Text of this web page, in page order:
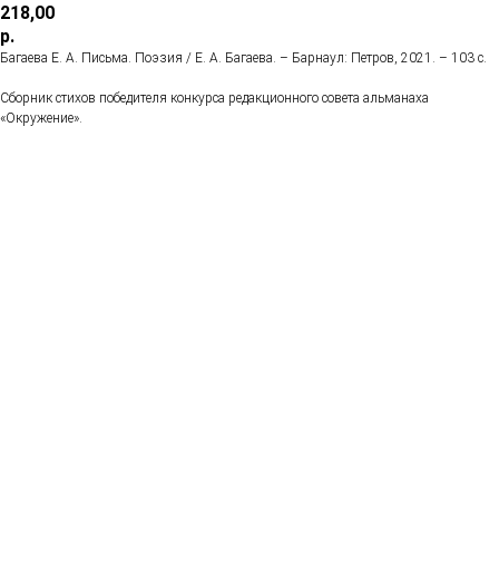
218,00
р.
Багаева Е. А. Письма. Поэзия / Е. А. Багаева. – Барнаул: Петров, 2021. – 103 с.
Сборник стихов победителя конкурса редакционного совета альманаха
«Окружение».